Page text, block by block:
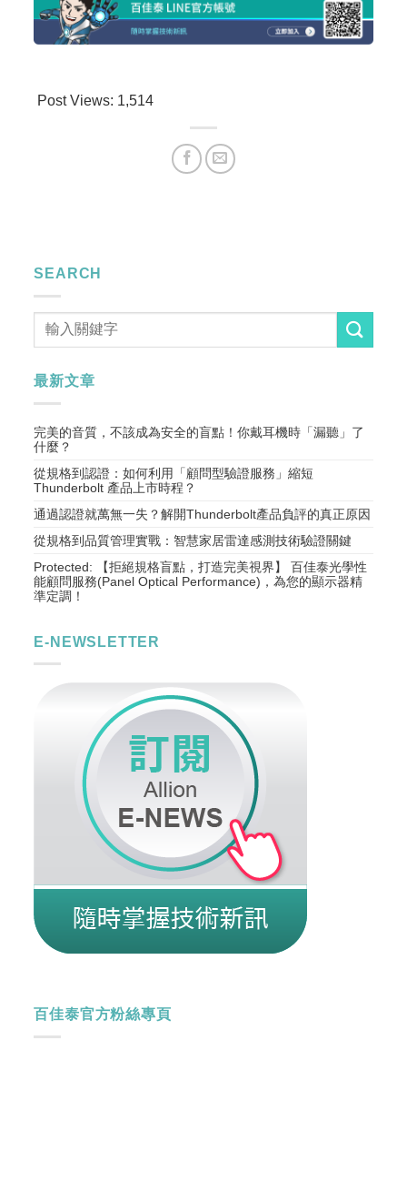
Post Views: 1,514
SEARCH
最新文章
完美的音質，不該成為安全的盲點！你戴耳機時「漏聽」了
什麼？
從規格到認證：如何利用「顧問型驗證服務」縮短
Thunderbolt 產品上市時程？
通過認證就萬無一失？解開Thunderbolt產品負評的真正原因
從規格到品質管理實戰：智慧家居雷達感測技術驗證關鍵
Protected: 【拒絕規格盲點，打造完美視界】 百佳泰光學性
能顧問服務(Panel Optical Performance)，為您的顯示器精
準定調！
E-NEWSLETTER
百佳泰官方粉絲專頁